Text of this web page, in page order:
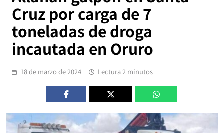
Cruz por carga de 7
toneladas de droga
incautada en Oruro
18 de marzo de 2024 Lectura 2 minutos